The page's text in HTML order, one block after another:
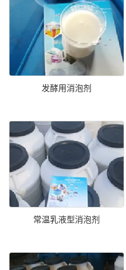
发酵用消泡剂
常温乳液型消泡剂